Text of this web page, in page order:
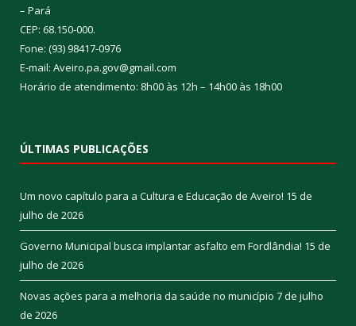
– Pará
CEP: 68.150-000.
Fone: (93) 98417-0976
E-mail: Aveiro.pa.gov@gmail.com
Horário de atendimento: 8h00 às 12h – 14h00 às 18h00
ÚLTIMAS PUBLICAÇÕES
Um novo capítulo para a Cultura e Educação de Aveiro! 15 de
julho de 2026
Governo Municipal busca implantar asfalto em Fordlândia! 15 de
julho de 2026
Novas ações para a melhoria da saúde no município 7 de julho
de 2026